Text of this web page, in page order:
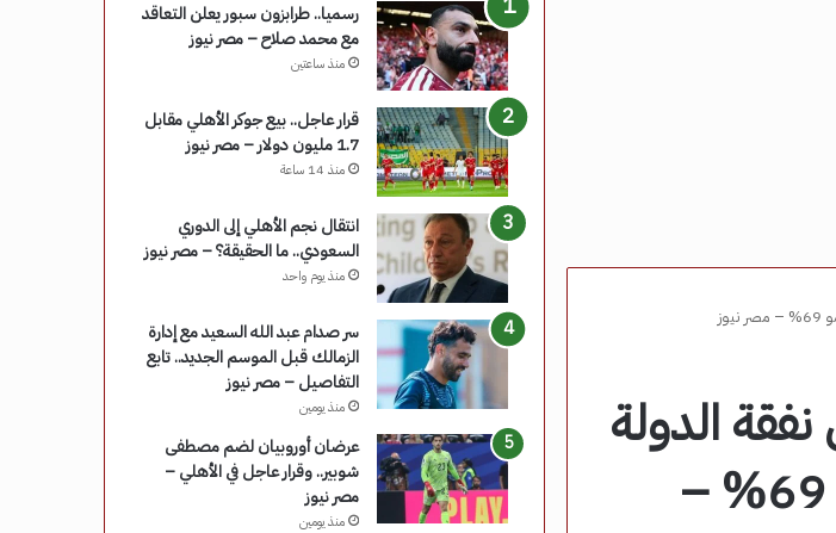
على نفقة الدولة
ودعم التأمين الصحي والأدوية بنمو 69% –
رسميا.. طرابزون سبور يعلن التعاقد
مع محمد صلاح – مصر نيوز
منذ ساعتين
قرار عاجل.. بيع جوكر الأهلي مقابل
1.7 مليون دولار – مصر نيوز
منذ 14 ساعة
انتقال نجم الأهلي إلى الدوري
السعودي.. ما الحقيقة؟ – مصر نيوز
منذ يوم واحد
سر صدام عبد الله السعيد مع إدارة
الزمالك قبل الموسم الجديد.. تابع
التفاصيل – مصر نيوز
منذ يومين
عرضان أوروبيان لضم مصطفى
شوبير.. وقرار عاجل في الأهلي –
مصر نيوز
منذ يومين